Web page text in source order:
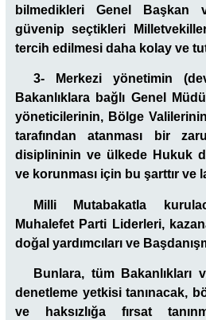
bilmedikleri Genel Başkan
güvenip seçtikleri
tercih edilmesi daha kolay ve
3- Merkezi yönetimin
Bakanlıklara bağlı Genel
yöneticilerinin, Bölge
tarafından atanması bir
disiplininin ve ülkede Hukuk
ve korunması için bu şarttır ve
Milli Mutabakatla
Muhalefet Parti Liderleri,
doğal yardımcıları ve
Bunlara, tüm Bakanlıkları
denetleme yetkisi tanınacak,
ve haksızlığa fırsat